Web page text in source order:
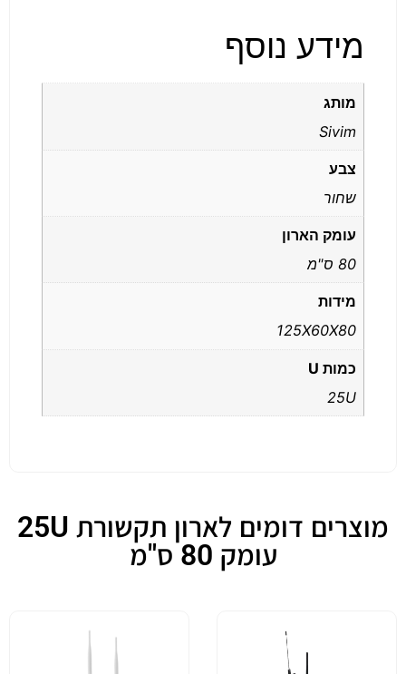
מידע נוסף
מותג
Sivim
צבע
שחור
עומק הארון
80 ס"מ
מידות
125X60X80
כמות U
25U
מוצרים דומים לארון תקשורת 25U
עומק 80 ס"מ